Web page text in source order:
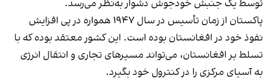
توسط یک جنبش خودجوش دشوار به‌نظر می‌رسد.
پاکستان از زمان تأسیس در سال ۱۹۴۷ همواره در پی افزایش
نفوذ خود در افغانستان بوده است. این کشور معتقد بوده که با
تسلط بر افغانستان، می‌تواند مسیرهای تجاری و انتقال انرژی
به آسیای مرکزی را در کنترول خود بگیرد.